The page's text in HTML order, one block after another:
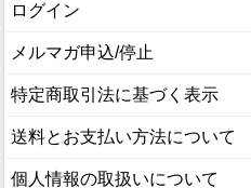
ログイン
メルマガ申込/停止
特定商取引法に基づく表示
送料とお支払い方法について
個人情報の取扱いについて